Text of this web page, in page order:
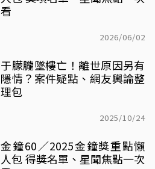
看
2026/06/02
于朦朧墜樓亡！離世原因另有
隱情？案件疑點、網友輿論整
理包
2025/10/24
金鐘60／2025金鐘獎重點懶
人包 得獎名單、星聞焦點一次